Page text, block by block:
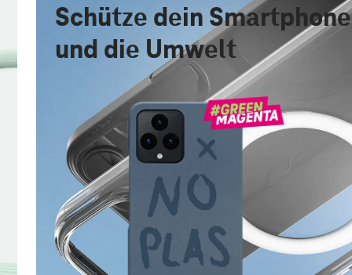
Schütze dein Smartphone
und die Umwelt